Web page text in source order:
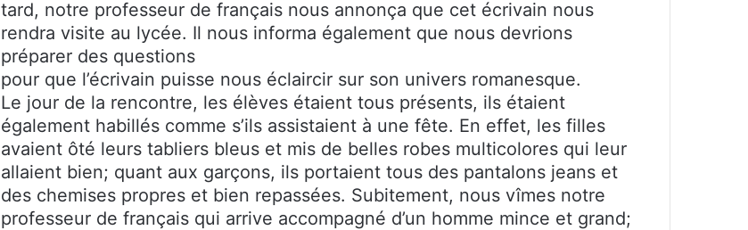
tard, notre professeur de français nous annonça que cet écrivain nous
rendra visite au lycée. Il nous informa également que nous devrions
préparer des questions
pour que l’écrivain puisse nous éclaircir sur son univers romanesque.
Le jour de la rencontre, les élèves étaient tous présents, ils étaient
également habillés comme s’ils assistaient à une fête. En effet, les filles
avaient ôté leurs tabliers bleus et mis de belles robes multicolores qui leur
allaient bien; quant aux garçons, ils portaient tous des pantalons jeans et
des chemises propres et bien repassées. Subitement, nous vîmes notre
professeur de français qui arrive accompagné d’un homme mince et grand;